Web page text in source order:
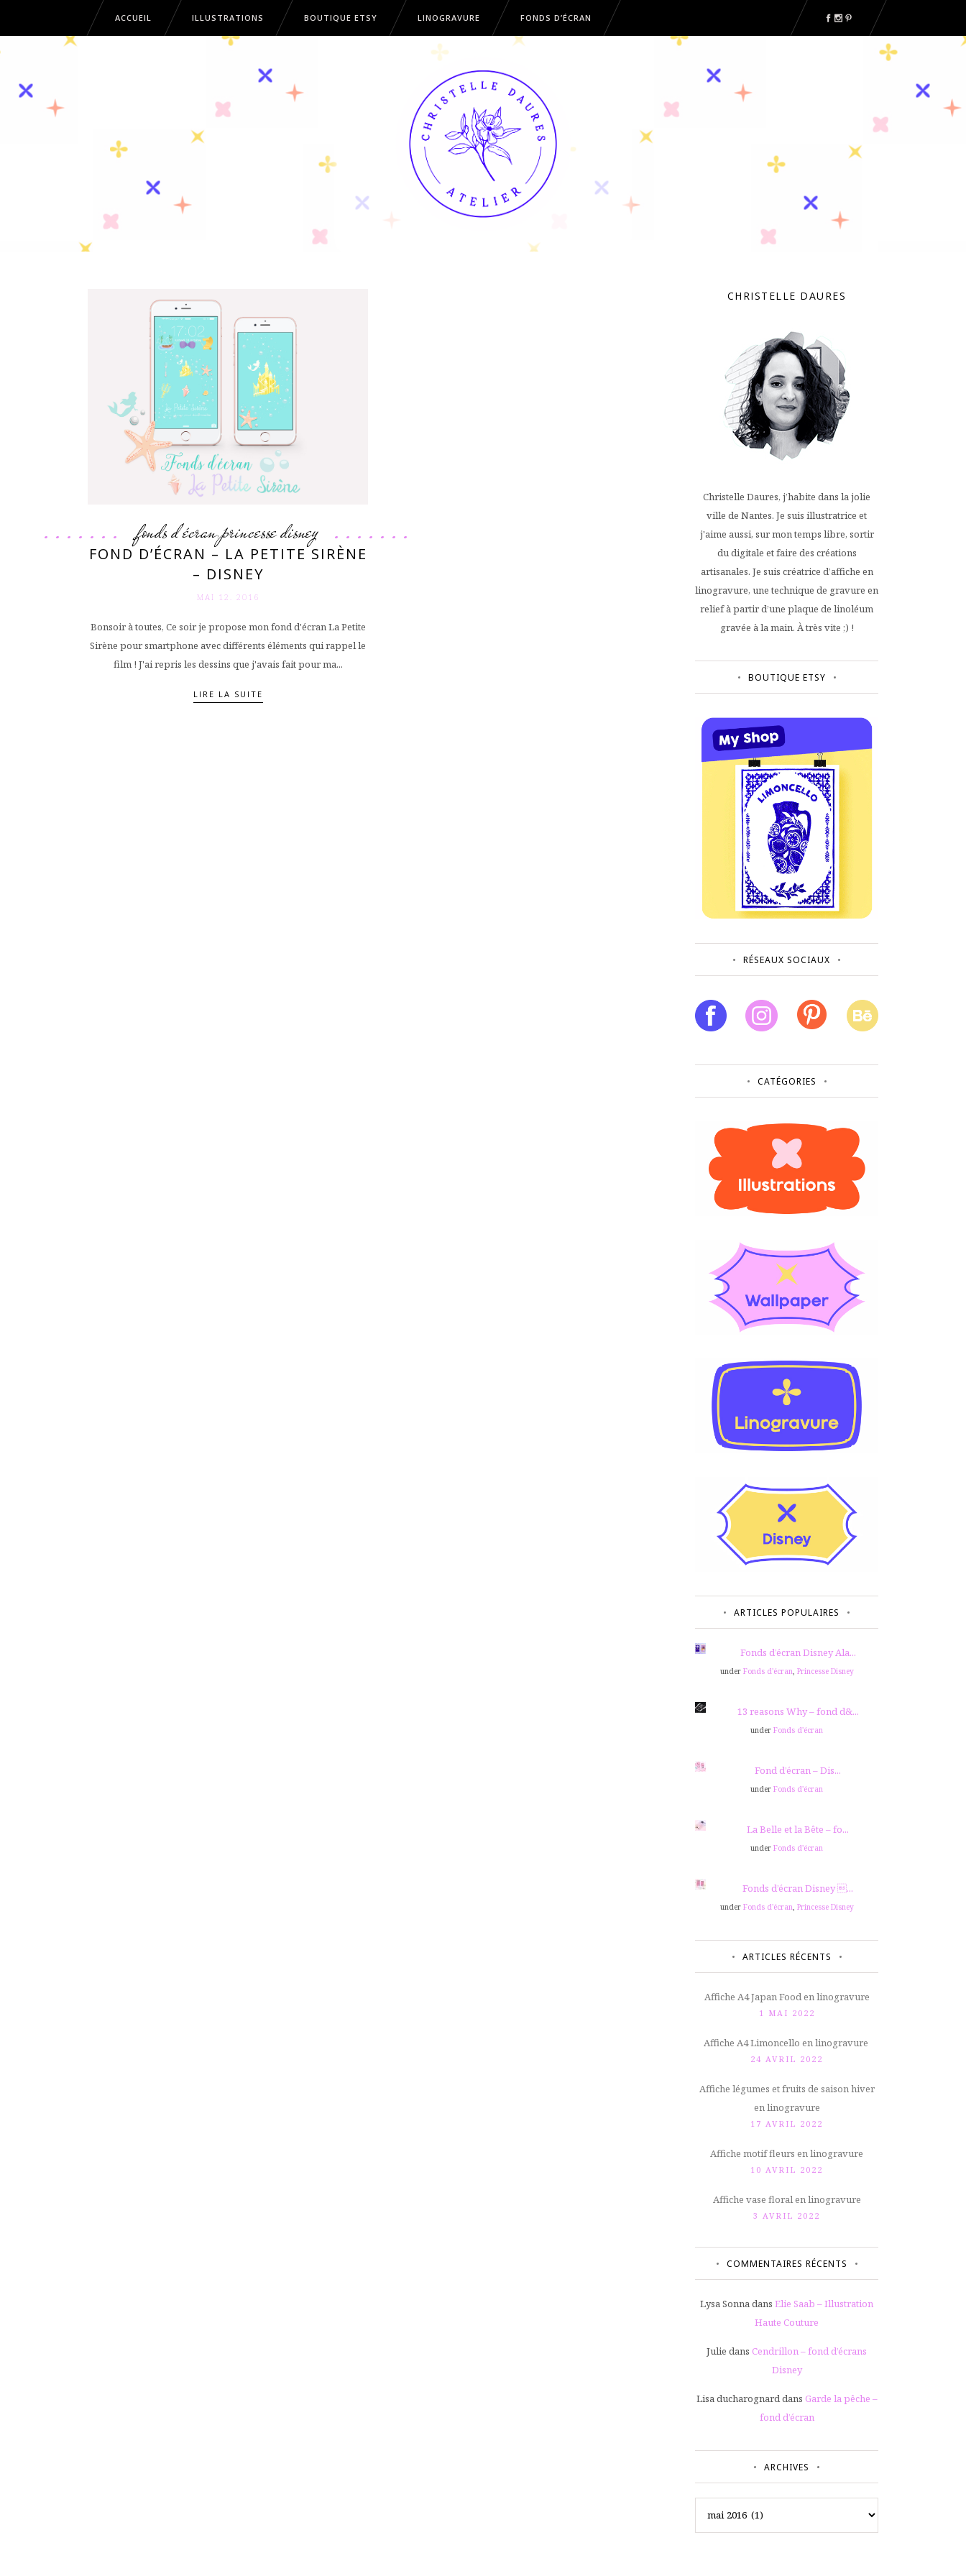
ACCUEIL ILLUSTRATIONS BOUTIQUE ETSY LINOGRAVURE FONDS D’ÉCRAN
fonds d'écran,princesse disney
FOND D’ÉCRAN – LA PETITE SIRÈNE
– DISNEY
MAI 12. 2016
Bonsoir à toutes, Ce soir je propose mon fond d'écran La Petite
Sirène pour smartphone avec différents éléments qui rappel le
film ! J'ai repris les dessins que j'avais fait pour ma...
LIRE LA SUITE
CHRISTELLE DAURES
Christelle Daures, j’habite dans la jolie
ville de Nantes. Je suis illustratrice et
j'aime aussi, sur mon temps libre, sortir
du digitale et faire des créations
artisanales. Je suis créatrice d’affiche en
linogravure, une technique de gravure en
relief à partir d’une plaque de linoléum
gravée à la main. À très vite ;) !
BOUTIQUE ETSY
RÉSEAUX SOCIAUX
CATÉGORIES
ARTICLES POPULAIRES
Fonds d’écran Disney Ala...
under Fonds d'écran Princesse Disney
13 reasons Why – fond d&...
under Fonds d'écran
Fond d’écran – Dis...
under Fonds d'écran
La Belle et la Bête – fo...
under Fonds d'écran
Fonds d’écran Disney ...
under Fonds d'écran Princesse Disney
ARTICLES RÉCENTS
Affiche A4 Japan Food en linogravure
1 MAI 2022
Affiche A4 Limoncello en linogravure
24 AVRIL 2022
Affiche légumes et fruits de saison hiver
en linogravure
17 AVRIL 2022
Affiche motif fleurs en linogravure
10 AVRIL 2022
Affiche vase floral en linogravure
3 AVRIL 2022
COMMENTAIRES RÉCENTS
Lysa Sonna dans Elie Saab – Illustration
Haute Couture
Julie dans Cendrillon – fond d’écrans
Disney
Lisa ducharognard dans Garde la pêche –
fond d’écran
ARCHIVES